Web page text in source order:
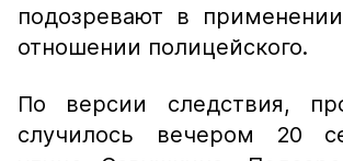
подозревают в
отношении полицейского.
По версии следствия,
случилось вечером 20